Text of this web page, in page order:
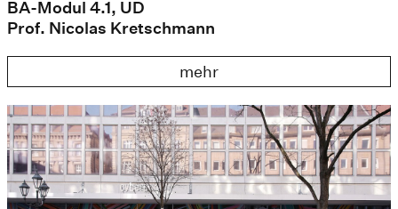
BA-Modul 4.1, UD
Prof. Nicolas Kretschmann
mehr